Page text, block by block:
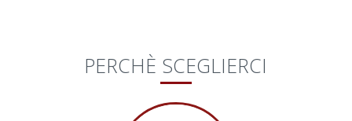
PERCHÈ SCEGLIERCI